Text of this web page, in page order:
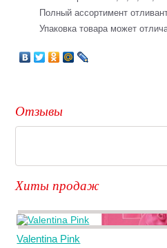
Полный ассортимент
Упаковка товара может
Отзывы
Хиты продаж
Valentina Pink